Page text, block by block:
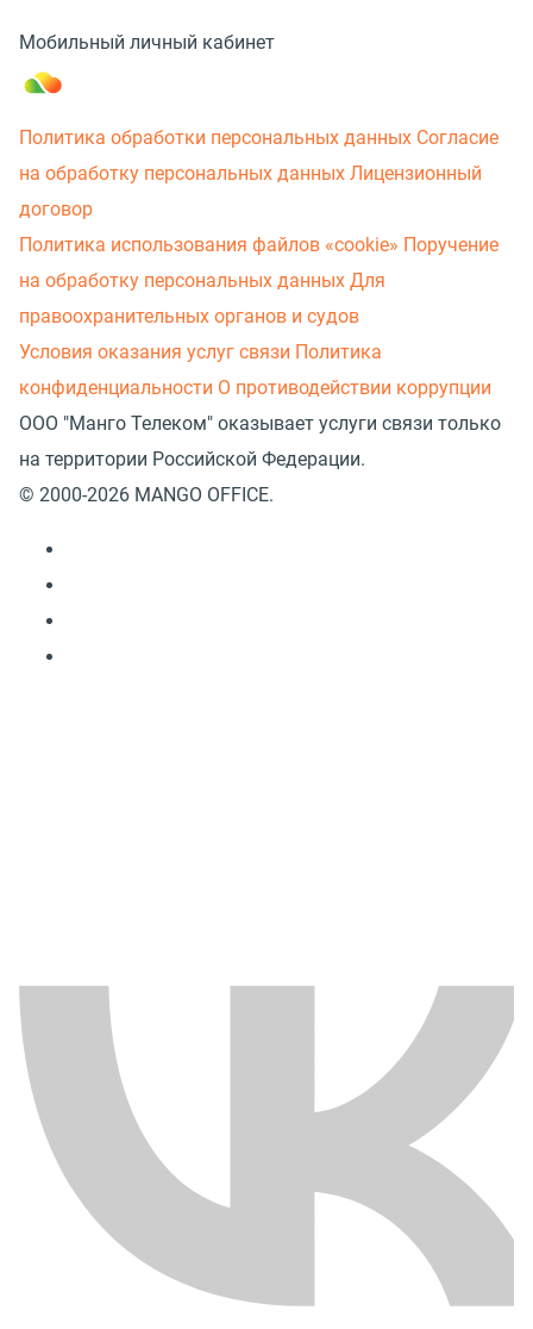
Мобильный личный кабинет
Политика обработки персональных данных Согласие
на обработку персональных данных Лицензионный
договор
Политика использования файлов «cookie» Поручение
на обработку персональных данных Для
правоохранительных органов и судов
Условия оказания услуг связи Политика
конфиденциальности О противодействии коррупции
ООО "Манго Телеком" оказывает услуги связи только
на территории Российской Федерации.
© 2000-2026 MANGO OFFICE.